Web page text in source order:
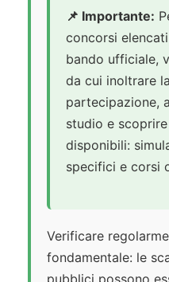
📌 Importante:
concorsi
bando ufficiale,
da cui inoltrare
partecipazione,
studio e
disponibili:
specifici e corsi
Verificare
fondamentale: le